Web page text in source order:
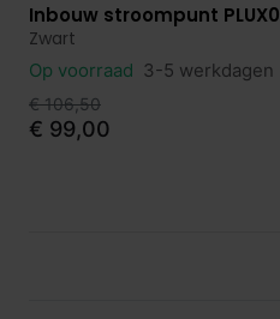
Bekijk product
Inbouw stroompunt
Zwart
Op voorraad 3-5 werkdagen
€ 106,50
€ 99,00